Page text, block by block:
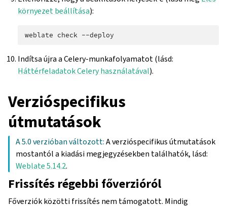
környezet beállítása):
weblate check
Indítsa újra a Celery-munkafolyamatot (lásd:
Háttérfeladatok Celery használatával).
Verzióspecifikus
útmutatások
A 5.0 verzióban változott:A verzióspecifikus útmutatások
mostantól a kiadási megjegyzésekben találhatók, lásd:
Weblate 5.14.2.
Frissítés régebbi főverzióról
Főverziók közötti frissítés nem támogatott. Mindig